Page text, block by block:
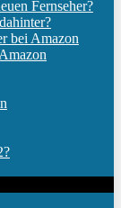
Fernseher?
bei Amazon